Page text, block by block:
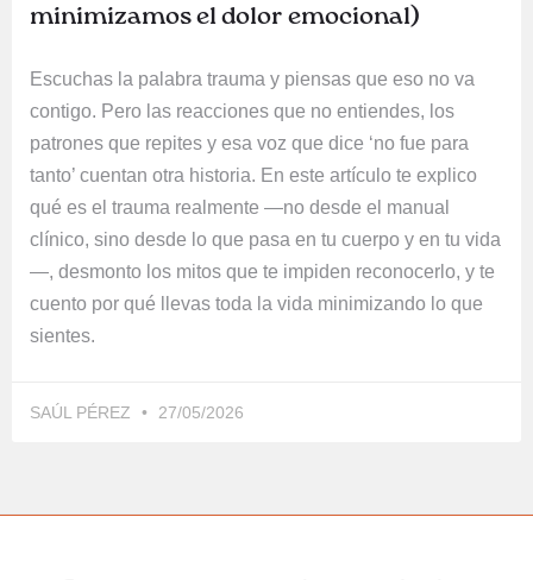
minimizamos el dolor emocional)
Escuchas la palabra trauma y piensas que eso no va
contigo. Pero las reacciones que no entiendes, los
patrones que repites y esa voz que dice ‘no fue para
tanto’ cuentan otra historia. En este artículo te explico
qué es el trauma realmente —no desde el manual
clínico, sino desde lo que pasa en tu cuerpo y en tu vida
—, desmonto los mitos que te impiden reconocerlo, y te
cuento por qué llevas toda la vida minimizando lo que
sientes.
SAÚL PÉREZ 27/05/2026